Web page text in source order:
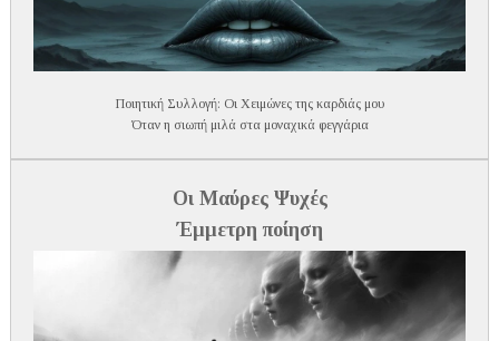
Ποιητική Συλλογή: Οι Χειμώνες της καρδιάς μου
Όταν η σιωπή μιλά στα μοναχικά φεγγάρια
Οι Μαύρες Ψυχές
Έμμετρη ποίηση